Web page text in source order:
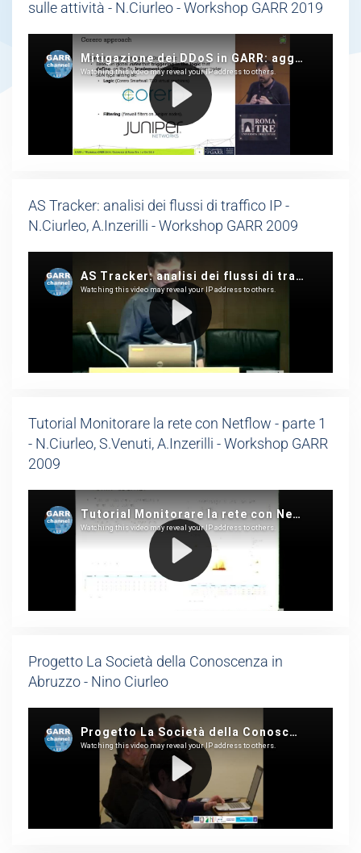
sulle attività - N.Ciurleo - Workshop GARR 2019
AS Tracker: analisi dei flussi di traffico IP -
N.Ciurleo, A.Inzerilli - Workshop GARR 2009
Tutorial Monitorare la rete con Netflow - parte 1
- N.Ciurleo, S.Venuti, A.Inzerilli - Workshop GARR
2009
Progetto La Società della Conoscenza in
Abruzzo - Nino Ciurleo